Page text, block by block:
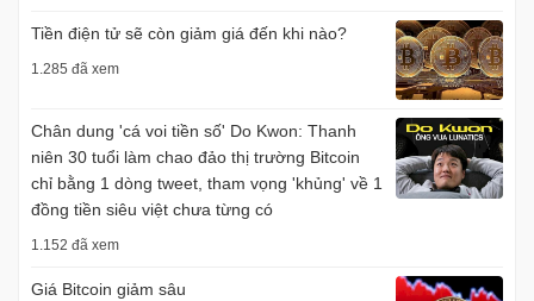
Tiền điện tử sẽ còn giảm giá đến khi nào?
1.285 đã xem
Chân dung 'cá voi tiền số' Do Kwon: Thanh
niên 30 tuổi làm chao đảo thị trường Bitcoin
chỉ bằng 1 dòng tweet, tham vọng 'khủng' về 1
đồng tiền siêu việt chưa từng có
1.152 đã xem
Giá Bitcoin giảm sâu